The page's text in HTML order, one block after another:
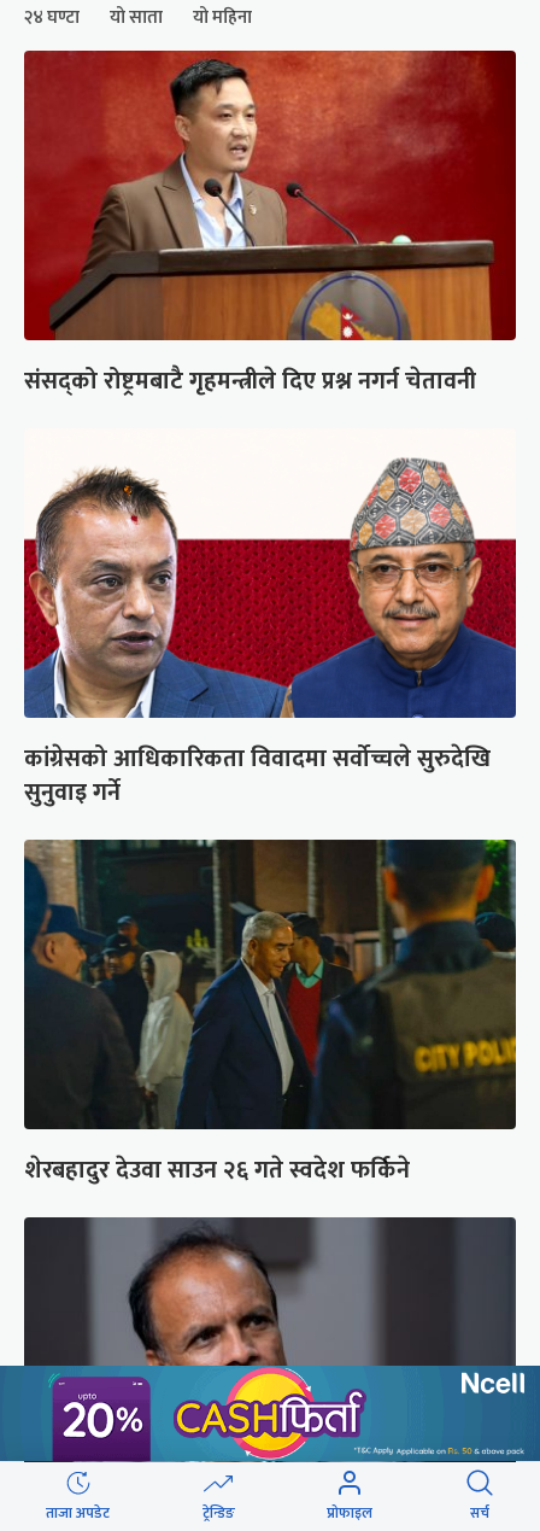
२४ घण्टा यो साता यो महिना
संसद्को रोष्ट्रमबाटै गृहमन्त्रीले दिए प्रश्न नगर्न चेतावनी
कांग्रेसको आधिकारिकता विवादमा सर्वोच्चले सुरुदेखि
सुनुवाइ गर्ने
शेरबहादुर देउवा साउन २६ गते स्वदेश फर्किने
ताजा अपडेट ट्रेन्डिङ प्रोफाइल सर्च